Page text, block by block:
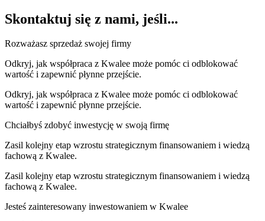
Skontaktuj się z nami, jeśli...
Rozważasz sprzedaż swojej firmy
Odkryj, jak współpraca z Kwalee może pomóc ci odblokować
wartość i zapewnić płynne przejście.
Odkryj, jak współpraca z Kwalee może pomóc ci odblokować
wartość i zapewnić płynne przejście.
Chciałbyś zdobyć inwestycję w swoją firmę
Zasil kolejny etap wzrostu strategicznym finansowaniem i wiedzą
fachową z Kwalee.
Zasil kolejny etap wzrostu strategicznym finansowaniem i wiedzą
fachową z Kwalee.
Jesteś zainteresowany inwestowaniem w Kwalee